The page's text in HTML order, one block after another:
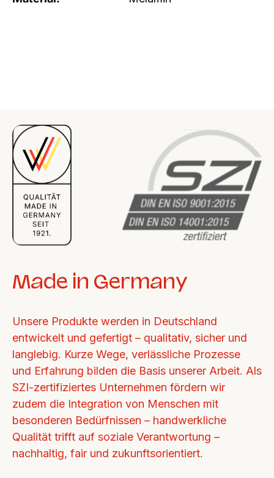
Made in Germany
Unsere Produkte werden in Deutschland
entwickelt und gefertigt – qualitativ, sicher und
langlebig. Kurze Wege, verlässliche Prozesse
und Erfahrung bilden die Basis unserer Arbeit. Als
SZI-zertifiziertes Unternehmen fördern wir
zudem die Integration von Menschen mit
besonderen Bedürfnissen – handwerkliche
Qualität trifft auf soziale Verantwortung –
nachhaltig, fair und zukunftsorientiert.